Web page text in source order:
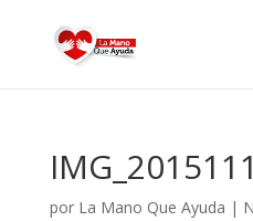
por La Mano Que Ayuda |